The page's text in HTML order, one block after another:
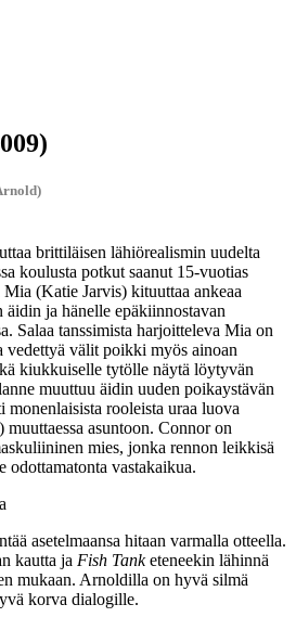
brittiläisen lähiörealismin uudelta
koulusta potkut saanut 15‑vuotias
Mia (Katie Jarvis) kituuttaa ankeaa
äidin ja hänelle epäkiinnostavan
Salaa tanssimista harjoitteleva Mia on
vedettyä välit poikki myös ainoan
kiukkuiselle tytölle näytä löytyvän
muuttuu äidin uuden poikaystävän
monenlaisista rooleista uraa luova
) muuttaessa asuntoon. Connor on
mies, jonka rennon leikkisä
odottamatonta vastakaikua.
asetelmaansa hitaan varmalla otteella.
kautta ja Fish Tanketeneekin lähinnä
mukaan. Arnoldilla on hyvä silmä
korva dialogille.